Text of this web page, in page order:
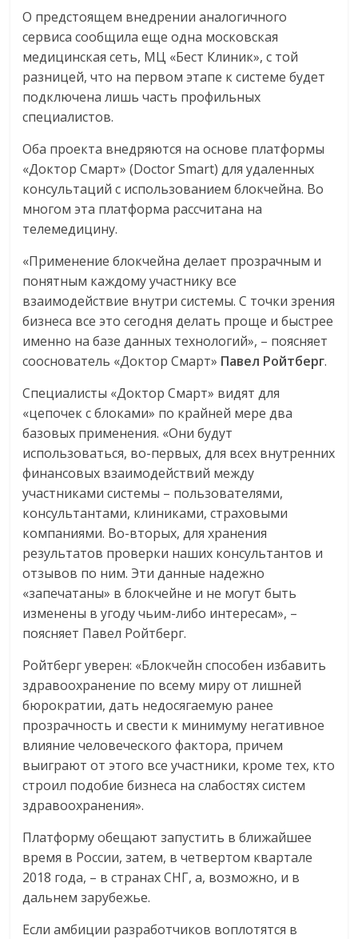
О предстоящем внедрении аналогичного
сервиса сообщила еще одна московская
медицинская сеть, МЦ «Бест Клиник», с той
разницей, что на первом этапе к системе будет
подключена лишь часть профильных
специалистов.
Оба проекта внедряются на основе платформы
«Доктор Смарт» (Doctor Smart) для удаленных
консультаций с использованием блокчейна. Во
многом эта платформа рассчитана на
телемедицину.
«Применение блокчейна делает прозрачным и
понятным каждому участнику все
взаимодействие внутри системы. С точки зрения
бизнеса все это сегодня делать проще и быстрее
именно на базе данных технологий», – поясняет
сооснователь «Доктор Смарт» Павел Ройтберг.
Специалисты «Доктор Смарт» видят для
«цепочек с блоками» по крайней мере два
базовых применения. «Они будут
использоваться, во-первых, для всех внутренних
финансовых взаимодействий между
участниками системы – пользователями,
консультантами, клиниками, страховыми
компаниями. Во-вторых, для хранения
результатов проверки наших консультантов и
отзывов по ним. Эти данные надежно
«запечатаны» в блокчейне и не могут быть
изменены в угоду чьим-либо интересам», –
поясняет Павел Ройтберг.
Ройтберг уверен: «Блокчейн способен избавить
здравоохранение по всему миру от лишней
бюрократии, дать недосягаемую ранее
прозрачность и свести к минимуму негативное
влияние человеческого фактора, причем
выиграют от этого все участники, кроме тех, кто
строил подобие бизнеса на слабостях систем
здравоохранения».
Платформу обещают запустить в ближайшее
время в России, затем, в четвертом квартале
2018 года, – в странах СНГ, а, возможно, и в
дальнем зарубежье.
Если амбиции разработчиков воплотятся в